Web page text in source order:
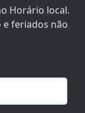
Horário local.
e feriados não